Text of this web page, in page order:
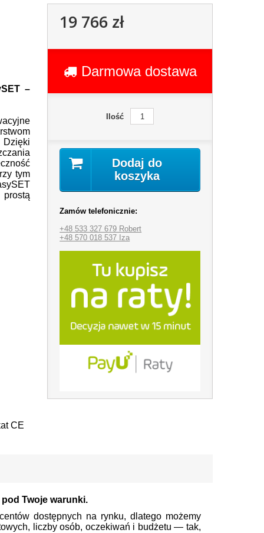
–
tym
CE
19 766 zł
Darmowa dostawa
Ilość
Dodaj do
koszyka
Zamów telefonicznie:
+48 533 327 679 Robert
+48 570 018 537 Iza
Twoje warunki.
dostępnych na rynku, dlatego możemy
liczby osób, oczekiwań i budżetu — tak,